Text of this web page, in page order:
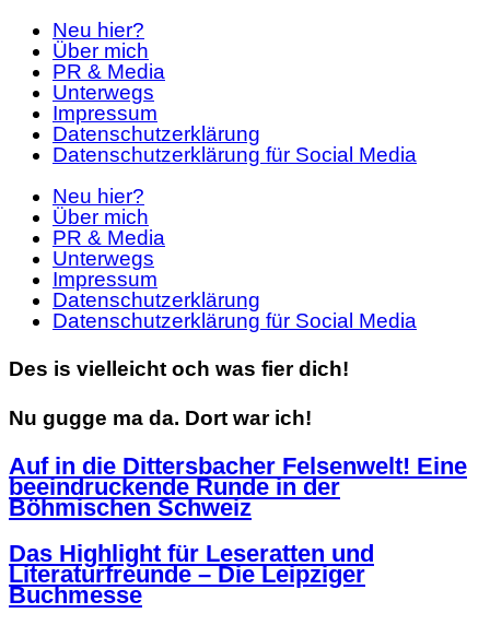
Neu hier?
Über mich
PR & Media
Unterwegs
Impressum
Datenschutzerklärung
Datenschutzerklärung für Social Media
Neu hier?
Über mich
PR & Media
Unterwegs
Impressum
Datenschutzerklärung
Datenschutzerklärung für Social Media
Des is vielleicht och was fier dich!
Nu gugge ma da. Dort war ich!
Auf in die Dittersbacher Felsenwelt! Eine
beeindruckende Runde in der
Böhmischen Schweiz
Das Highlight für Leseratten und
Literaturfreunde – Die Leipziger
Buchmesse